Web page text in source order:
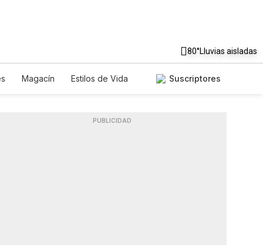
80°Lluvias aisladas
Magacín
Estilos de Vida
Suscriptores
PUBLICIDAD